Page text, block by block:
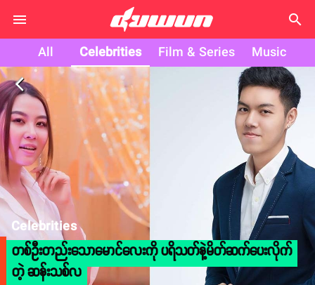
search
All Celebrities Film & Series Music
arrow_back_ios
Celebrities
တစ်ဦးတည်းသောမောင်လေးကို ပရိသတ်နဲ့မိတ်ဆက်ပေးလိုက်
တဲ့ ဆန်းသစ်လ